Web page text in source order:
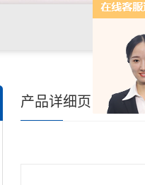
产品详细页